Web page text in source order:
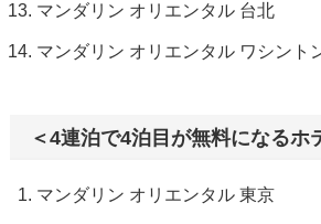
マンダリン オリエンタル 台北
マンダリン オリエンタル ワシント
＜4連泊で4泊目が無料になるホ
マンダリン オリエンタル 東京